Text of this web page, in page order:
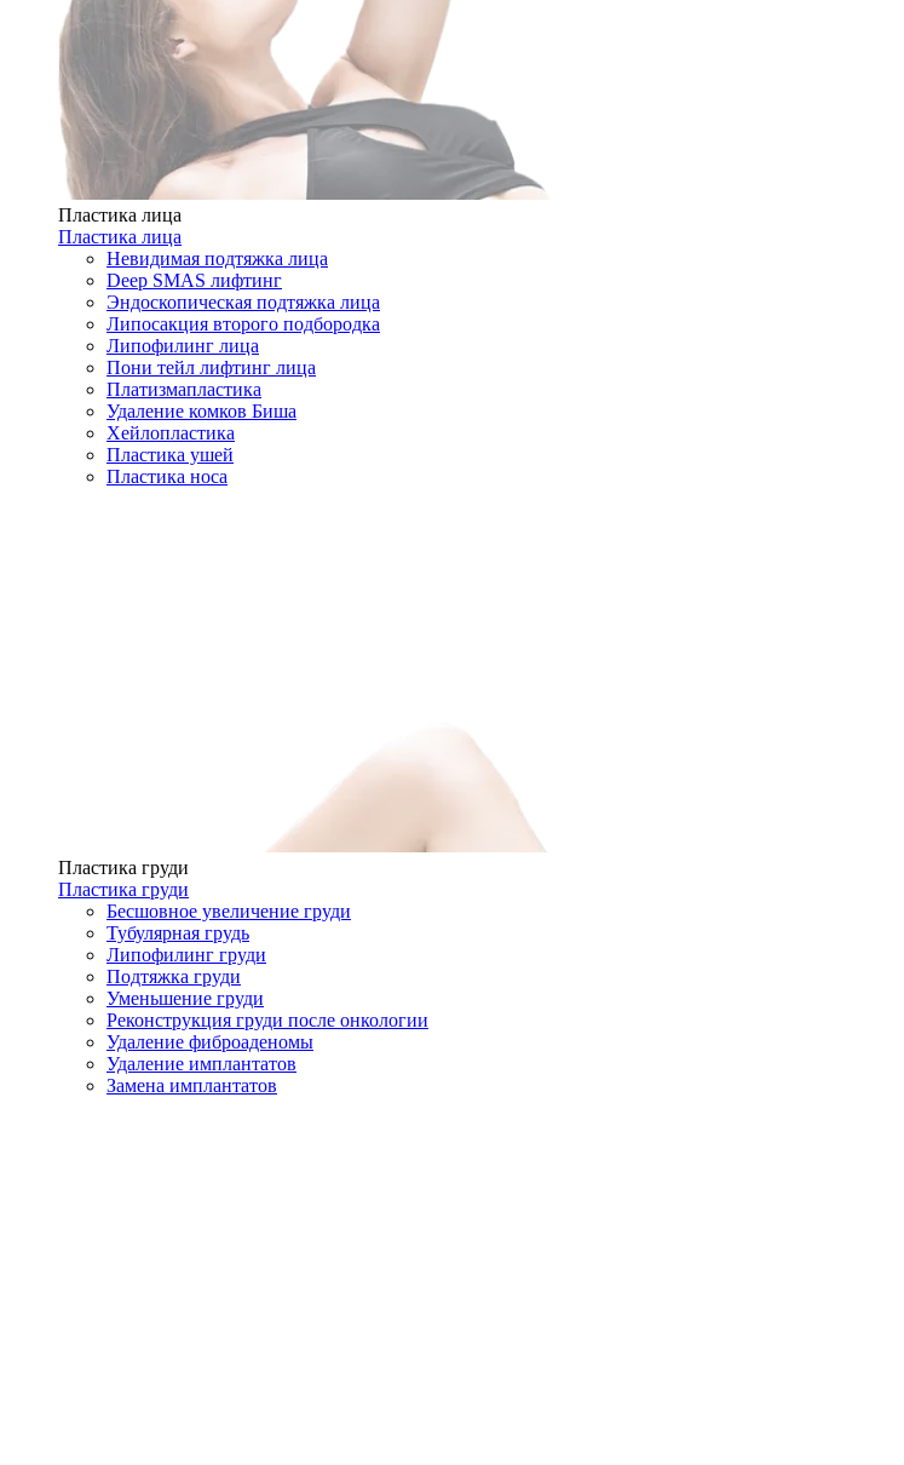
Пластика лица
Пластика лица
Невидимая подтяжка лица
Deep SMAS лифтинг
Эндоскопическая подтяжка лица
Липосакция второго подбородка
Липофилинг лица
Пони тейл лифтинг лица
Платизмапластика
Удаление комков Биша
Хейлопластика
Пластика ушей
Пластика носа
Пластика груди
Пластика груди
Бесшовное увеличение груди
Тубулярная грудь
Липофилинг груди
Подтяжка груди
Уменьшение груди
Реконструкция груди после онкологии
Удаление фиброаденомы
Удаление имплантатов
Замена имплантатов